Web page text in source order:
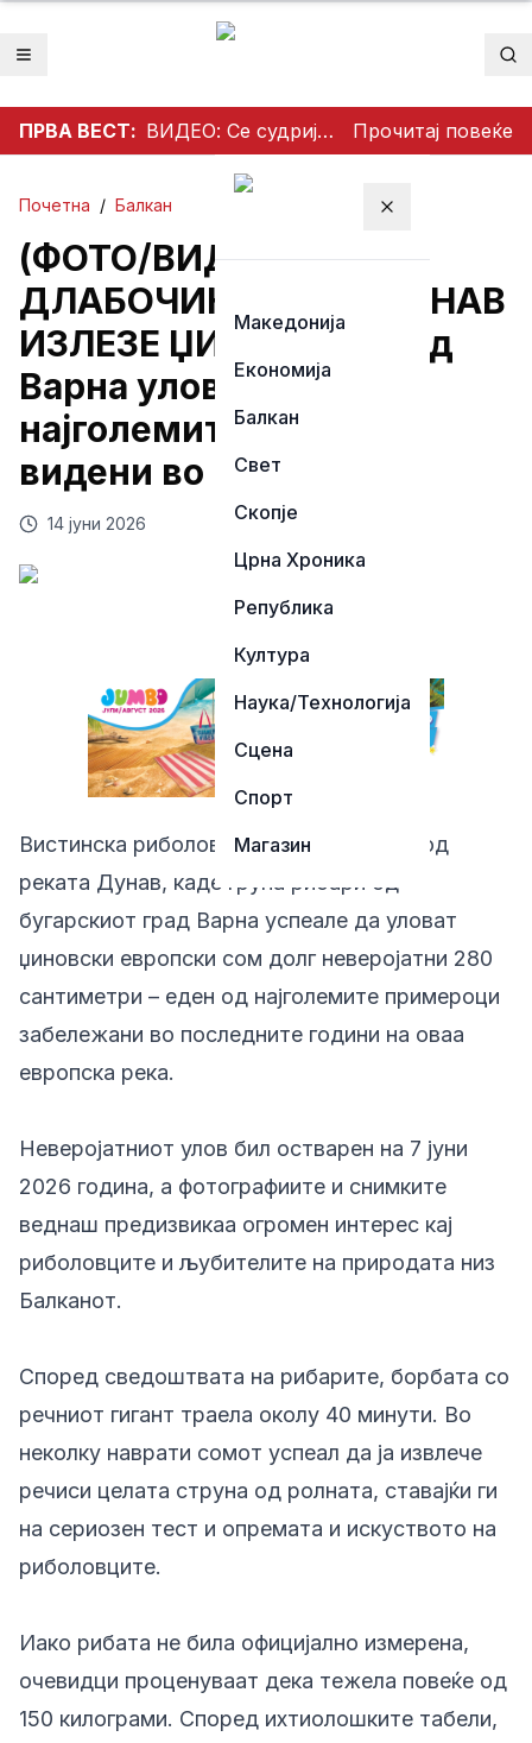
Отвори мени
ПРВА ВЕСТ: ВИДЕО: Се судрија патничко возило и камион на патот Гостивар – Страж Прочитај повеќе
Затвори мени
Македонија
Економија
Балкан
Свет
Скопје
Црна Хроника
Република
Култура
Наука/Технологија
Сцена
Спорт
Магазин
Почетна / Балкан
(ФОТО/ВИДЕО) ОД
ДЛАБОЧИНИТЕ НА ДУНАВ
ИЗЛЕЗЕ ЏИН: Рибари од
Варна уловија еден од
најголемите сомови
видени во Европа
14 јуни 2026
Вистинска риболовна сензација доаѓа од
реката Дунав, каде група рибари од
бугарскиот град Варна успеале да уловат
џиновски европски сом долг неверојатни 280
сантиметри – еден од најголемите примероци
забележани во последните години на оваа
европска река.
Неверојатниот улов бил остварен на 7 јуни
2026 година, а фотографиите и снимките
веднаш предизвикаа огромен интерес кај
риболовците и љубителите на природата низ
Балканот.
Според сведоштвата на рибарите, борбата со
речниот гигант траела околу 40 минути. Во
неколку наврати сомот успеал да ја извлече
речиси целата струна од ролната, ставајќи ги
на сериозен тест и опремата и искуството на
риболовците.
Иако рибата не била официјално измерена,
очевидци проценуваат дека тежела повеќе од
150 килограми. Според ихтиолошките табели,